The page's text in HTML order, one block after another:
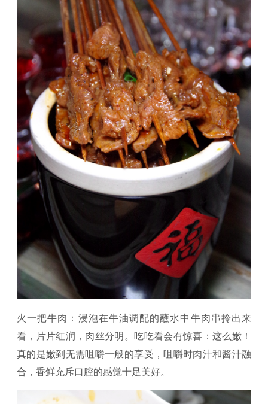
火一把牛肉：浸泡在牛油调配的蘸水中牛肉串拎出来
看，片片红润，肉丝分明。吃吃看会有惊喜：这么嫩！
真的是嫩到无需咀嚼一般的享受，咀嚼时肉汁和酱汁融
合，香鲜充斥口腔的感觉十足美好。